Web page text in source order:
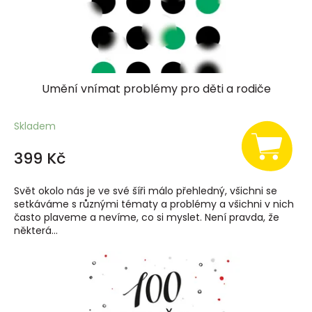
Umění vnímat problémy pro děti a rodiče
Skladem
399 Kč
Svět okolo nás je ve své šíři málo přehledný, všichni se
setkáváme s různými tématy a problémy a všichni v nich
často plaveme a nevíme, co si myslet. Není pravda, že
některá...